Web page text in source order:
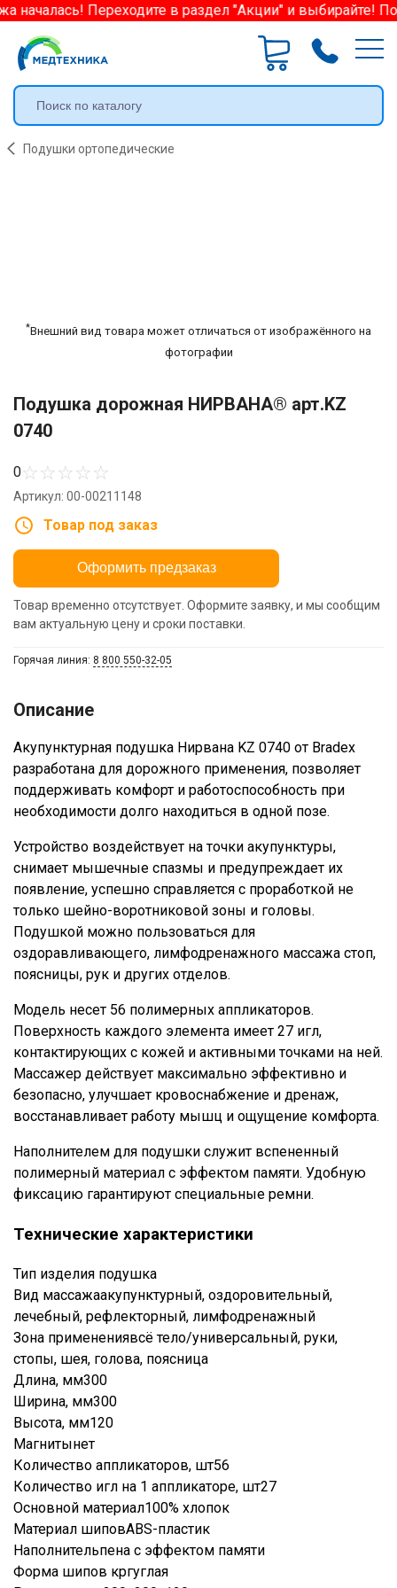
началась! Переходите в раздел "Акции" и выбирайте!
Подушки ортопедические
*Внешний вид товара может отличаться от изображённого на
фотографии
Подушка дорожная НИРВАНА® арт.KZ
0740
0☆☆☆☆☆
Артикул: 00-00211148
Товар под заказ
Оформить предзаказ
Товар временно отсутствует. Оформите заявку, и мы сообщим
вам актуальную цену и сроки поставки.
Горячая линия: 8 800 550-32-05
Описание
Акупунктурная подушка Нирвана KZ 0740 от Bradex
разработана для дорожного применения, позволяет
поддерживать комфорт и работоспособность при
необходимости долго находиться в одной позе.
Устройство воздействует на точки акупунктуры,
снимает мышечные спазмы и предупреждает их
появление, успешно справляется с проработкой не
только шейно-воротниковой зоны и головы.
Подушкой можно пользоваться для
оздоравливающего, лимфодренажного массажа стоп,
поясницы, рук и других отделов.
Модель несет 56 полимерных аппликаторов.
Поверхность каждого элемента имеет 27 игл,
контактирующих с кожей и активными точками на ней.
Массажер действует максимально эффективно и
безопасно, улучшает кровоснабжение и дренаж,
восстанавливает работу мышц и ощущение комфорта.
Наполнителем для подушки служит вспененный
полимерный материал с эффектом памяти. Удобную
фиксацию гарантируют специальные ремни.
Технические характеристики
Тип изделия подушка
Вид массажаакупунктурный, оздоровительный,
лечебный, рефлекторный, лимфодренажный
Зона применениявсё тело/универсальный, руки,
стопы, шея, голова, поясница
Длина, мм300
Ширина, мм300
Высота, мм120
Магнитынет
Количество аппликаторов, шт56
Количество игл на 1 аппликаторе, шт27
Основной материал100% хлопок
Материал шиповABS-пластик
Наполнительпена с эффектом памяти
Форма шипов кргуглая
Ваше имя
Номер телефона
Отправить
Нажимая на кнопку "Отправить" вы
соглашаетесь на обработку
персональных данных